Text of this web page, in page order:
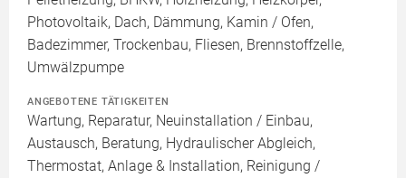
Photovoltaik, Dach, Dämmung, Kamin / Ofen,
Badezimmer, Trockenbau, Fliesen, Brennstoffzelle,
Umwälzpumpe
ANGEBOTENE TÄTIGKEITEN
Wartung, Reparatur, Neuinstallation / Einbau,
Austausch, Beratung, Hydraulischer Abgleich,
Thermostat, Anlage & Installation, Reinigung /